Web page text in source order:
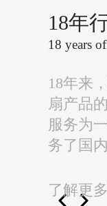
18年
18 years
18年来
扇产品
服务为
务了国
了解更